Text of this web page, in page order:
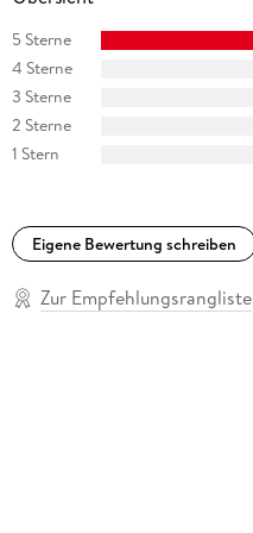
5 Sterne
4 Sterne
3 Sterne
2 Sterne
1 Stern
Eigene Bewertung schreiben
Zur Empfehlungsrangliste